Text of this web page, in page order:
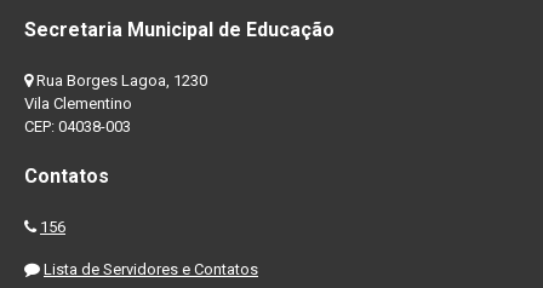
Secretaria Municipal de Educação
Rua Borges Lagoa, 1230
Vila Clementino
CEP: 04038-003
Contatos
156
Lista de Servidores e Contatos